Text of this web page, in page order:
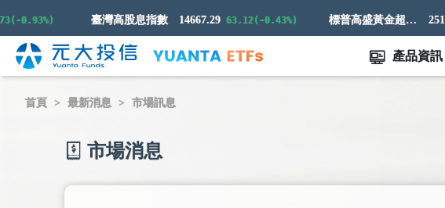
臺灣高股息指數 14667.29 63.12(-0.43%) 標普高盛黃金超額回報指數 251.91
產品資訊
首頁 最新消息 市場訊息
市場消息